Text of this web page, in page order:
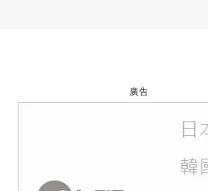
廣告